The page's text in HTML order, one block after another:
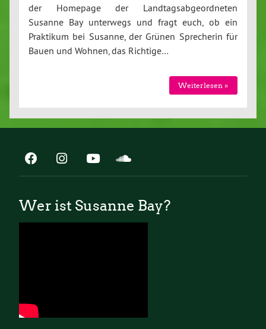
der Homepage der Landtagsabgeordneten
Susanne Bay unterwegs und fragt euch, ob ein
Praktikum bei Susanne, der Grünen Sprecherin für
Bauen und Wohnen, das Richtige…
Weiterlesen »
Wer ist Susanne Bay?